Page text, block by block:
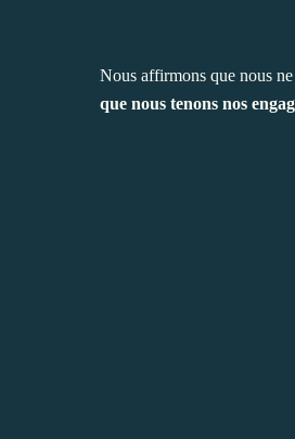
Nous affirmons que nous
que nous tenons nos